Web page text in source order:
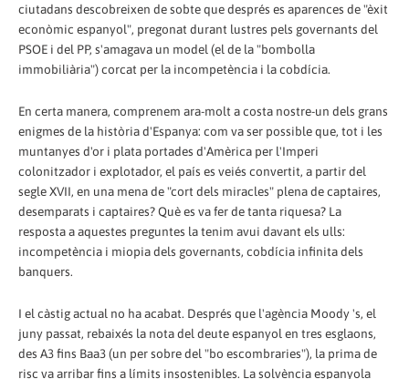
ciutadans descobreixen de sobte que després es aparences de "èxit
econòmic espanyol", pregonat durant lustres pels governants del
PSOE i del PP, s'amagava un model (el de la "bombolla
immobiliària") corcat per la incompetència i la cobdícia.
En certa manera, comprenem ara-molt a costa nostre-un dels grans
enigmes de la història d'Espanya: com va ser possible que, tot i les
muntanyes d'or i plata portades d'Amèrica per l'Imperi
colonitzador i explotador, el país es veiés convertit, a partir del
segle XVII, en una mena de "cort dels miracles" plena de captaires,
desemparats i captaires? Què es va fer de tanta riquesa? La
resposta a aquestes preguntes la tenim avui davant els ulls:
incompetència i miopia dels governants, cobdícia infinita dels
banquers.
I el càstig actual no ha acabat. Després que l'agència Moody 's, el
juny passat, rebaixés la nota del deute espanyol en tres esglaons,
des A3 fins Baa3 (un per sobre del "bo escombraries"), la prima de
risc va arribar fins a límits insostenibles. La solvència espanyola